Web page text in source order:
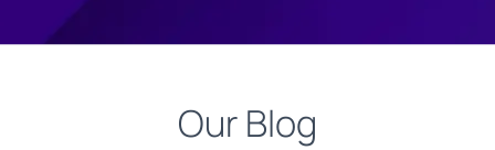
Our Blog